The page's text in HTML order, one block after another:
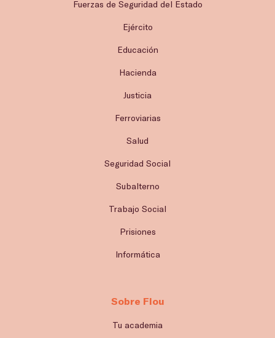
Fuerzas de Seguridad del Estado
Ejército
Educación
Hacienda
Justicia
Ferroviarias
Salud
Seguridad Social
Subalterno
Trabajo Social
Prisiones
Informática
Sobre Flou
Tu academia